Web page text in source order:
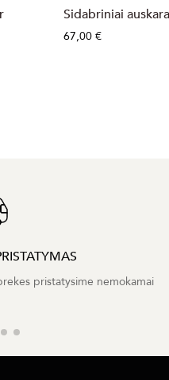
Sidabriniai
67,00 €
pristatysime nemokamai